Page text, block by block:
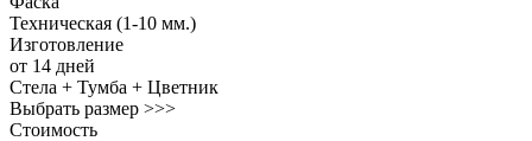
Техническая (1-10 мм.)
Изготовление
от 14 дней
Стела + Тумба + Цветник
Выбрать размер >>>
Стоимость